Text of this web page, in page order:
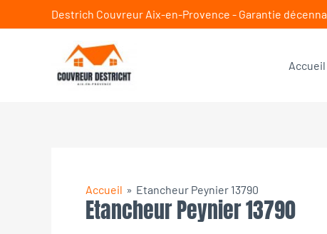
au
Destrich Couvreur Aix-en-Provence - Garantie
Accueil
Accueil Etancheur Peynier 13790
Etancheur Peynier 13790